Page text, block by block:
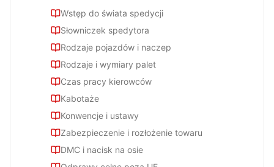
Wstęp do świata spedycji
Słowniczek spedytora
Rodzaje pojazdów i naczep
Rodzaje i wymiary palet
Czas pracy kierowców
Kabotaże
Konwencje i ustawy
Zabezpieczenie i rozłożenie towaru
DMC i nacisk na osie